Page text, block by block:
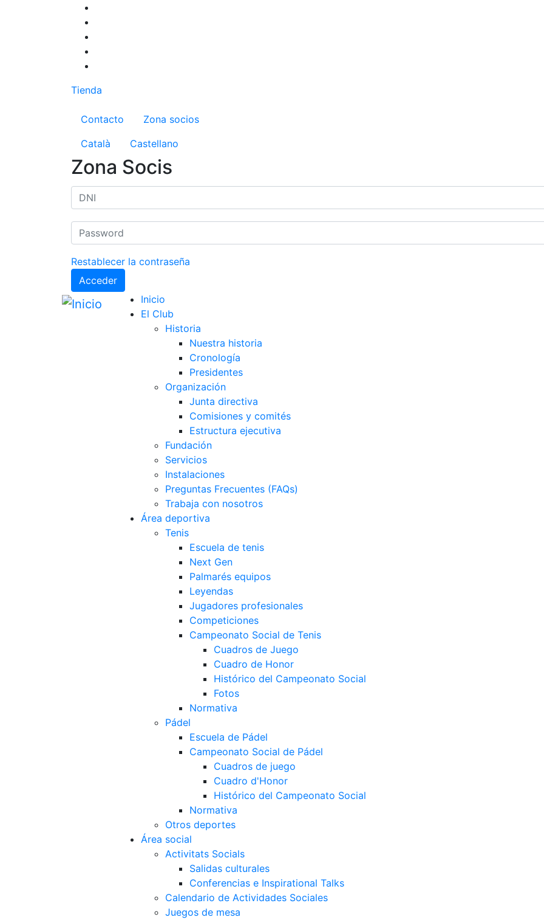
Tienda
Menú del compte d'usuari
Contacto
Zona socios
Català
Castellano
Zona Socis
Restablecer la contraseña
Acceder
Inicio
El Club
Historia
Nuestra historia
Cronología
Presidentes
Organización
Junta directiva
Comisiones y comités
Estructura ejecutiva
Fundación
Servicios
Instalaciones
Preguntas Frecuentes (FAQs)
Trabaja con nosotros
Área deportiva
Tenis
Escuela de tenis
Next Gen
Palmarés equipos
Leyendas
Jugadores profesionales
Competiciones
Campeonato Social de Tenis
Cuadros de Juego
Cuadro de Honor
Histórico del Campeonato Social
Fotos
Normativa
Pádel
Escuela de Pádel
Campeonato Social de Pádel
Cuadros de juego
Cuadro d'Honor
Histórico del Campeonato Social
Normativa
Otros deportes
Área social
Activitats Socials
Salidas culturales
Conferencias e Inspirational Talks
Calendario de Actividades Sociales
Juegos de mesa